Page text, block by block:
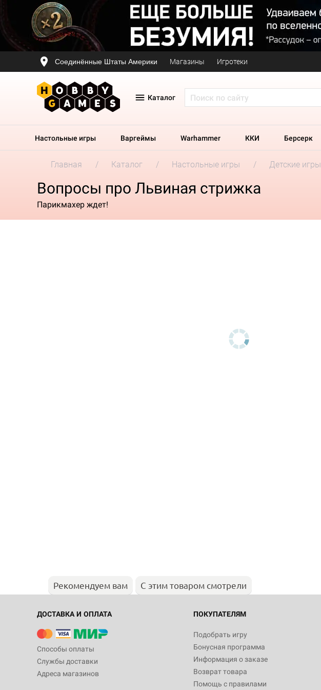
Соединённые Штаты Америки Магазины Игротеки
Каталог
Настольные игры Варгеймы Warhammer ККИ Берсерк
Главная Каталог Настольные игры Детские игры
Вопросы про Львиная стрижка
Парикмахер ждет!
Рекомендуем вам С этим товаром смотрели
ДОСТАВКА И ОПЛАТА
Способы оплаты
Службы доставки
Адреса магазинов
ПОКУПАТЕЛЯМ
Подобрать игру
Бонусная программа
Информация о заказе
Возврат товара
Помощь с правилами